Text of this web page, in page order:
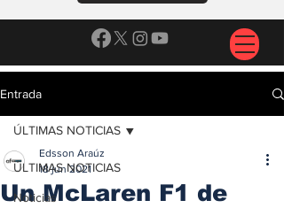
Entrada
ÚLTIMAS NOTICIAS
Noticias
ÚLTIMAS NOTICIAS
Un McLaren F1 de
Edsson Araúz
18 jun 2021